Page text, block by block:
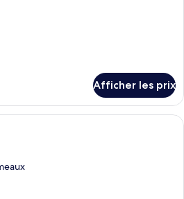
Afficher les prix
Literie de qualité, coffre-fort, bureau,